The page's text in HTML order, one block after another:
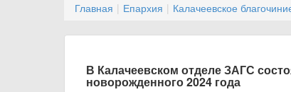
Главная Епархия Калачеевское
В Калачеевском отделе ЗАГС
новорожденного 2024 года